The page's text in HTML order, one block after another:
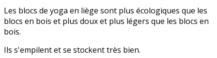
Les blocs de yoga en liège sont plus écologiques que les
blocs en bois et plus doux et plus légers que les blocs en
bois.
Ils s'empilent et se stockent très bien.